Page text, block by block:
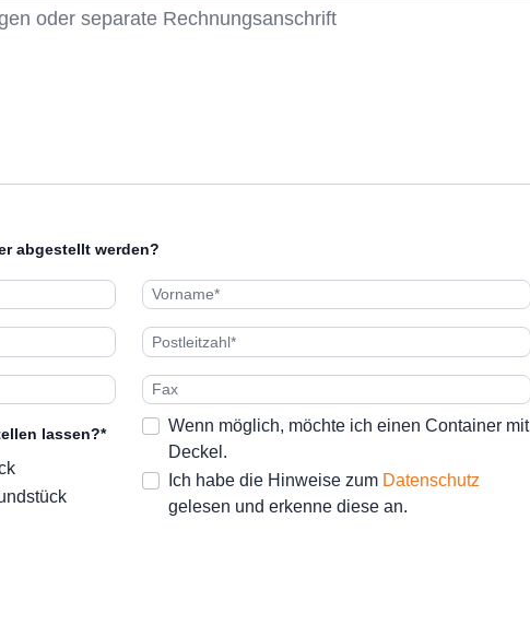
abgestellt werden?
lassen?*
Wenn möglich, möchte ich einen Container mit
Deckel.
Ich habe die Hinweise zum Datenschutz
gelesen und erkenne diese an.